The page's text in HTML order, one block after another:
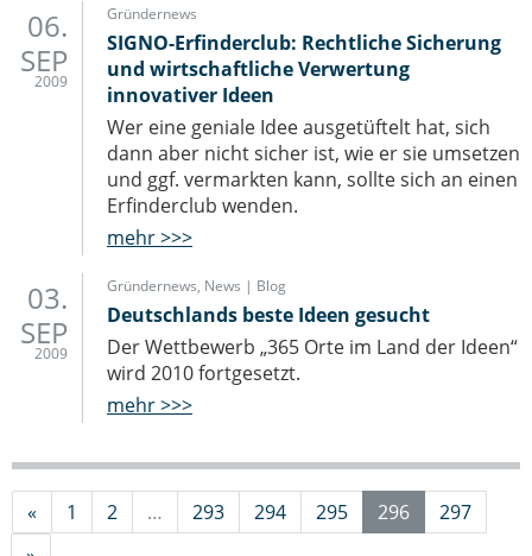
06.
SEP
2009
Gründernews
SIGNO-Erfinderclub: Rechtliche Sicherung
und wirtschaftliche Verwertung
innovativer Ideen
Wer eine geniale Idee ausgetüftelt hat, sich
dann aber nicht sicher ist, wie er sie umsetzen
und ggf. vermarkten kann, sollte sich an einen
Erfinderclub wenden.
mehr >>>
03.
SEP
2009
Gründernews, News | Blog
Deutschlands beste Ideen gesucht
Der Wettbewerb „365 Orte im Land der Ideen“
wird 2010 fortgesetzt.
mehr >>>
« 1 2 … 293 294 295 296
297